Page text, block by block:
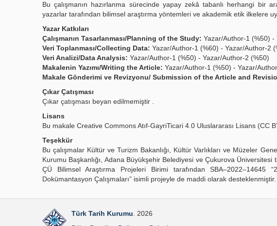
Bu çalışmanın hazırlanma sürecinde yapay zekâ tabanlı herhangi bir
yazarlar tarafından bilimsel araştırma yöntemleri ve akademik etik ilkelere
Yazar Katkıları
Çalışmanın Tasarlanması/Planning of the Study: Yazar/Author-1 (%50)
Veri Toplanması/Collecting Data: Yazar/Author-1 (%60) - Yazar/Author-2
Veri Analizi/Data Analysis: Yazar/Author-1 (%50) - Yazar/Author-2 (%50)
Makalenin Yazımı/Writing the Article: Yazar/Author-1 (%50) - Yazar/
Makale Gönderimi ve Revizyonu/ Submission of the Article and
Çıkar Çatışması
Çıkar çatışması beyan edilmemiştir .
Lisans
Bu makale Creative Commons Atıf-GayriTicari 4.0 Uluslararası Lisans (CC
Teşekkür
Bu çalışmalar Kültür ve Turizm Bakanlığı, Kültür Varlıkları ve Müzeler
Kurumu Başkanlığı, Adana Büyükşehir Belediyesi ve Çukurova Üniversitesi
ÇÜ Bilimsel Araştırma Projeleri Birimi tarafından SBA–2022–14645
Dokümantasyon Çalışmaları” isimli projeyle de maddi olarak
Türk Tarih Kurumu . 2026